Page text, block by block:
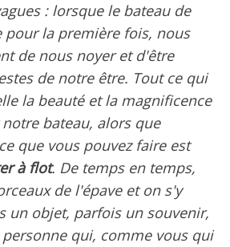
: lorsque le bateau de
la première fois, nous
de nous noyer et d'être
de notre être. Tout ce qui
la beauté et la magnificence
bateau, alors que
que vous pouvez faire est
à flot. De temps en temps,
de l'épave et on s'y
un objet, parfois un souvenir,
qui, comme vous qui